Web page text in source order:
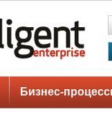
Бизнес-